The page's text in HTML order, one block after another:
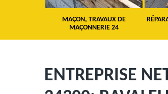
MAÇON, TRAVAUX DE
MAÇONNERIE 24
ENTREPRISE